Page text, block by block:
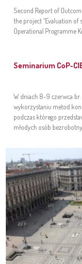
Second Report of
the project “Evaluation
Operational Programme
Seminarium CoP-
W dniach 8-9 czerwca
wykorzystaniu metod
podczas którego
młodych osób